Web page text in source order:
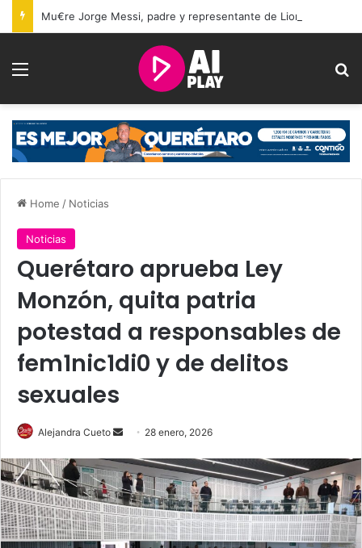
Menu
Home / Noticias
Noticias
Querétaro aprueba Ley
Monzón, quita patria
potestad a responsables de
fem1nic1di0 y de delitos
sexuales
Alejandra Cueto
Send
email
28 enero, 2026